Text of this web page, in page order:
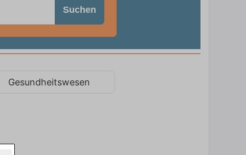
Suchen
Gesundheitswesen